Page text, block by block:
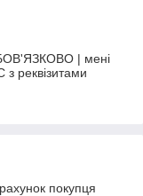
| мені
реквізитами
покупця